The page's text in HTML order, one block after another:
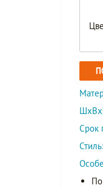
Срок
Стиль: